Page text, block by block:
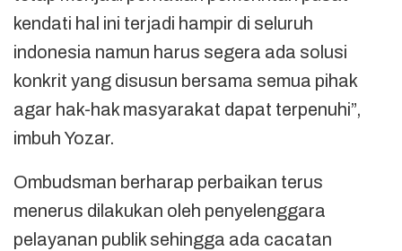
kendati hal ini terjadi hampir di seluruh
indonesia namun harus segera ada solusi
konkrit yang disusun bersama semua pihak
agar hak-hak masyarakat dapat terpenuhi”,
imbuh Yozar.
Ombudsman berharap perbaikan terus
menerus dilakukan oleh penyelenggara
pelayanan publik sehingga ada cacatan